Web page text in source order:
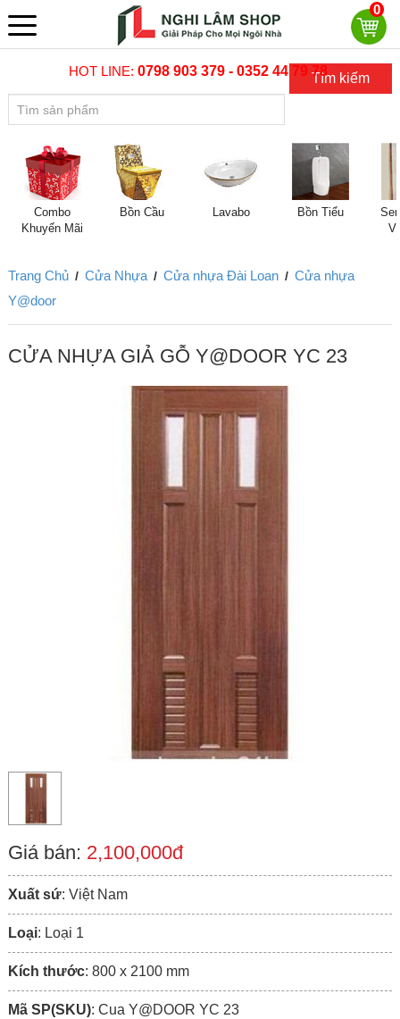
0
HOT LINE:0798 903 379 - 0352 44 79 78Tìm kiếm
Combo
Khuyến Mãi
Bồn Cầu Lavabo Bồn Tiểu
Trang Chủ / Cửa Nhựa / Cửa nhựa Đài Loan / Cửa nhựa
Y@door
CỬA NHỰA GIẢ GỖ Y@DOOR YC 23
Giá bán: 2,100,000đ
Xuất sứ: Việt Nam
Loại: Loại 1
Kích thước: 800 x 2100 mm
Mã SP(SKU): Cua Y@DOOR YC 23